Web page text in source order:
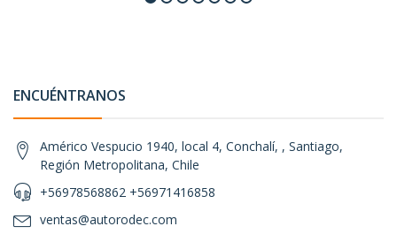
ENCUÉNTRANOS
Américo Vespucio 1940, local 4, Conchalí, , Santiago,
Región Metropolitana, Chile
+56978568862 +56971416858
ventas@autorodec.com